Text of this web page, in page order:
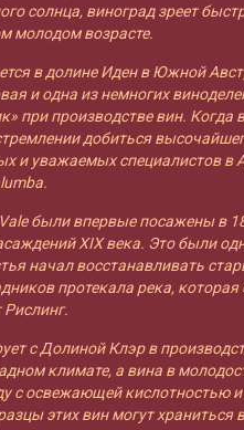
солнца, виноград зреет
молодом возрасте.
в долине Иден в Южной
и одна из немногих
при производстве вин.
добиться
и уважаемых специалистов
были впервые посажены в
XIX века. Это были
начал восстанавливать
протекала река,
Рислинг.
с Долиной Клэр в
климате, а вина в
с освежающей кислотностью
этих вин могут храниться